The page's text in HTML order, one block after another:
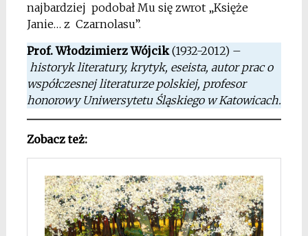
najbardziej podobał Mu się zwrot „Księże
Janie… z Czarnolasu”.
Prof. Włodzimierz Wójcik(1932-2012) –
historyk literatury, krytyk, eseista, autor prac o
współczesnej literaturze polskiej, profesor
honorowy Uniwersytetu Śląskiego w Katowicach.
Zobacz też: